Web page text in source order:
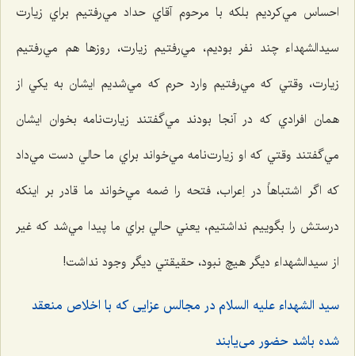
احساس مي‌كرديم بلكه با مرحوم آقاي حداد مي‌رفتيم براي زيارت
سيدالشهداء ‌چند نفر بوديم، مي‌رفتيم زيارت، روزها هم مي‌رفتيم
زيارت، وقتي كه مي‌رفتيم وارد حرم كه مي‌شديم ايشان به يكي از
همان افرادي كه در آنجا بودند مي‌گفتند زيارت‌نامه بخوان ايشان
مي‌گفتند وقتي كه او زيارت‌نامه مي‌خواند براي ما حالي دست مي‌داد
كه اگر اشتباهاً ‌در اِعراب، فتحه را ضمه مي‌خواند ما قادر بر اينكه
درستش را بگوييم نداشتيم، يعني حالي براي ما پيدا مي‌شد كه غير
از سيدالشهداء ديگر هیچ نبود، حقيقتي ديگر وجود نداشت!
سيد الشهداء عليه السلام در مجالس عزايى كه با اخلاص منعقد
شده باشد حضور مى‌يابند